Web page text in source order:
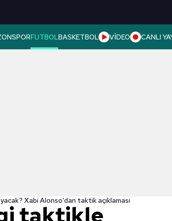
FUTBOLBASKETBOL VİDEO CANLI
Xabi Alonso'dan taktik açıklaması
taktikle